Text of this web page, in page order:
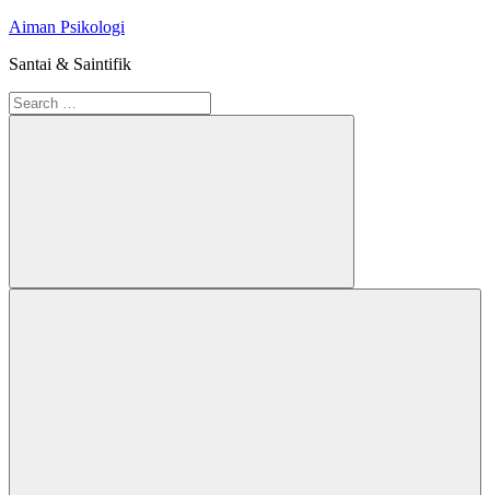
Skip
content
Aiman Psikologi
Santai & Saintifik
Search
for:
Search